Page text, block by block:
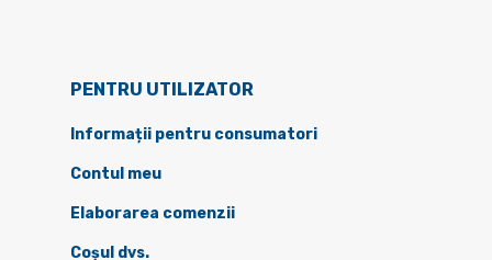
PENTRU UTILIZATOR
Informații pentru consumatori
Contul meu
Elaborarea comenzii
Coșul dvs.